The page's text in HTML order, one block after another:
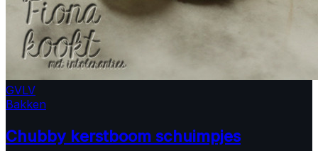
GVLV
Bakken
Chubby kerstboom schuimpjes